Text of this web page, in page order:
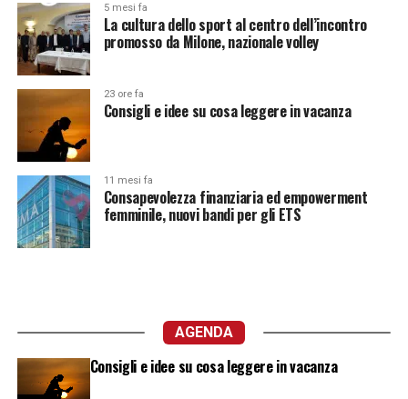
5 mesi fa
La cultura dello sport al centro dell’incontro
promosso da Milone, nazionale volley
23 ore fa
Consigli e idee su cosa leggere in vacanza
11 mesi fa
Consapevolezza finanziaria ed empowerment
femminile, nuovi bandi per gli ETS
AGENDA
Consigli e idee su cosa leggere in vacanza